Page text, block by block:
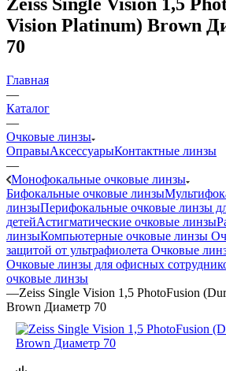
Vision Platinum) Brown
70
Главная
—
Каталог
—
Очковые линзы
ОправыАксессуарыКонтактные линзы
—
Монофокальные очковые линзы
Бифокальные очковые линзы
линзыПерифокальные очковые линзы
детейАстигматические очковые линзы
линзыКомпьютерные очковые линзы
защитой от ультрафиолета Очковые
Очковые линзы для офисных
очковые линзы
—Zeiss Single Vision 1,5 PhotoFusion
Brown Диаметр 70